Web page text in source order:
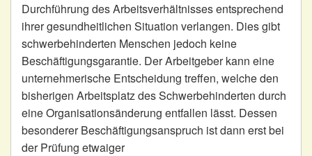
Durchführung des Arbeitsverhältnisses entsprechend
ihrer gesundheitlichen Situation verlangen. Dies gibt
schwerbehinderten Menschen jedoch keine
Beschäftigungsgarantie. Der Arbeitgeber kann eine
unternehmerische Entscheidung treffen, welche den
bisherigen Arbeitsplatz des Schwerbehinderten durch
eine Organisationsänderung entfallen lässt. Dessen
besonderer Beschäftigungsanspruch ist dann erst bei
der Prüfung etwaiger